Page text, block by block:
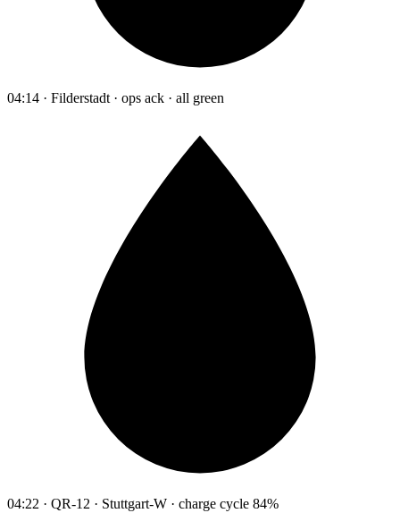
04:14 · Filderstadt · ops ack · all green
04:22 · QR-12 · Stuttgart-W · charge cycle 84%